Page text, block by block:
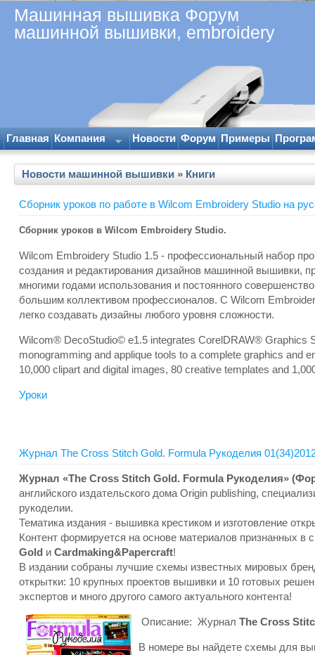
Машинная вышивка Форум
машинной вышивки, embroidery
Главная Компания Новости Форум Примеры
Новости машинной вышивки » Книги
Сборник уроков по работе в Wilcom Embroidery Studio на
Сборник уроков в Wilcom Embroidery Studio.
Wilcom Embroidery Studio 1.5 - профессиональный набор
создания и редактирования дизайнов машинной вышивки,
многими годами использования и постоянного
большим коллективом профессионалов. С Wilcom
легко создавать дизайны любого уровня сложности.
Wilcom® DecoStudio© e1.5 integrates CorelDRAW® Graphics
monogramming and applique tools to a complete graphics and
10,000 clipart and digital images, 80 creative templates and
Уроки
Журнал The Cross Stitch Gold. Formula Рукоделия
Журнал «The Cross Stitch Gold. Formula Рукоделия»
английского издательского дома Origin publishing,
рукоделии.
Тематика издания - вышивка крестиком и изготовление
Контент формируется на основе материалов признанных в
Gold и Cardmaking&Papercraft!
В издании собраны лучшие схемы известных мировых
открытки: 10 крупных проектов вышивки и 10 готовых
экспертов и много другого самого актуального контента!
Описание: Журнал The Cross
В номере вы найдете схемы для